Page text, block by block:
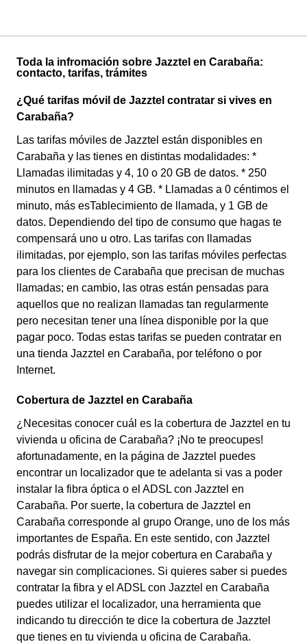
Toda la infromación sobre Jazztel en Carabaña:
contacto, tarifas, trámites
¿Qué tarifas móvil de Jazztel contratar si vives en
Carabaña?
Las tarifas móviles de Jazztel están disponibles en
Carabaña y las tienes en distintas modalidades: *
Llamadas ilimitadas y 4, 10 o 20 GB de datos. * 250
minutos en llamadas y 4 GB. * Llamadas a 0 céntimos el
minuto, más esTablecimiento de llamada, y 1 GB de
datos. Dependiendo del tipo de consumo que hagas te
compensará uno u otro. Las tarifas con llamadas
ilimitadas, por ejemplo, son las tarifas móviles perfectas
para los clientes de Carabaña que precisan de muchas
llamadas; en cambio, las otras están pensadas para
aquellos que no realizan llamadas tan regularmente
pero necesitan tener una línea disponible por la que
pagar poco. Todas estas tarifas se pueden contratar en
una tienda Jazztel en Carabaña, por teléfono o por
Internet.
Cobertura de Jazztel en Carabaña
¿Necesitas conocer cuál es la cobertura de Jazztel en tu
vivienda u oficina de Carabaña? ¡No te preocupes!
afortunadamente, en la página de Jazztel puedes
encontrar un localizador que te adelanta si vas a poder
instalar la fibra óptica o el ADSL con Jazztel en
Carabaña. Por suerte, la cobertura de Jazztel en
Carabaña corresponde al grupo Orange, uno de los más
importantes de España. En este sentido, con Jazztel
podrás disfrutar de la mejor cobertura en Carabaña y
navegar sin complicaciones. Si quieres saber si puedes
contratar la fibra y el ADSL con Jazztel en Carabaña
puedes utilizar el localizador, una herramienta que
indicando tu dirección te dice la cobertura de Jazztel
que tienes en tu vivienda u oficina de Carabaña.